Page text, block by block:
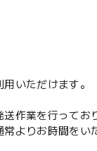
いただけます。
作業を行ってお
よりお時間をい